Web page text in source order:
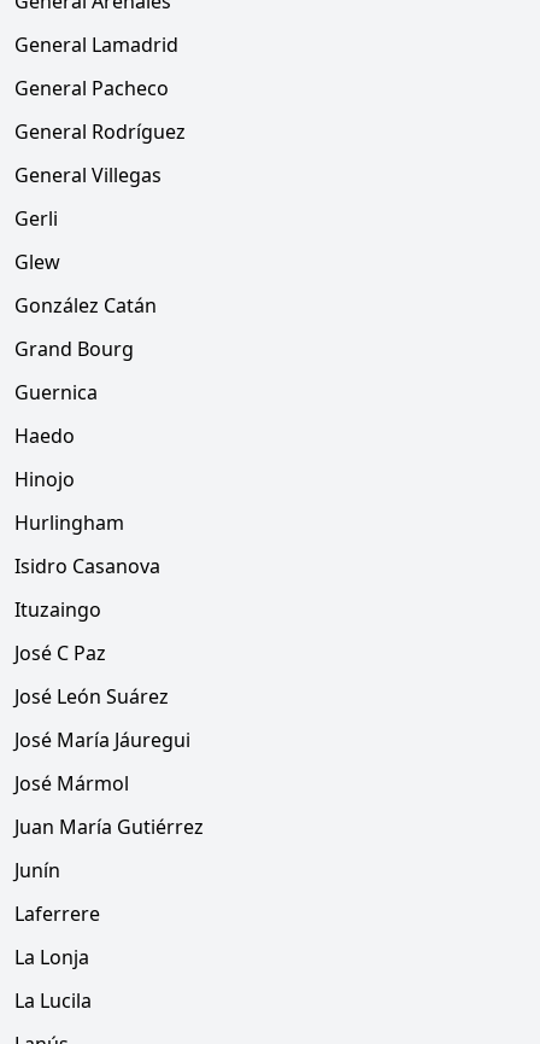
General Lamadrid
General Pacheco
General Rodríguez
General Villegas
Gerli
Glew
González Catán
Grand Bourg
Guernica
Haedo
Hinojo
Hurlingham
Isidro Casanova
Ituzaingo
José C Paz
José León Suárez
José María Jáuregui
José Mármol
Juan María Gutiérrez
Junín
Laferrere
La Lonja
La Lucila